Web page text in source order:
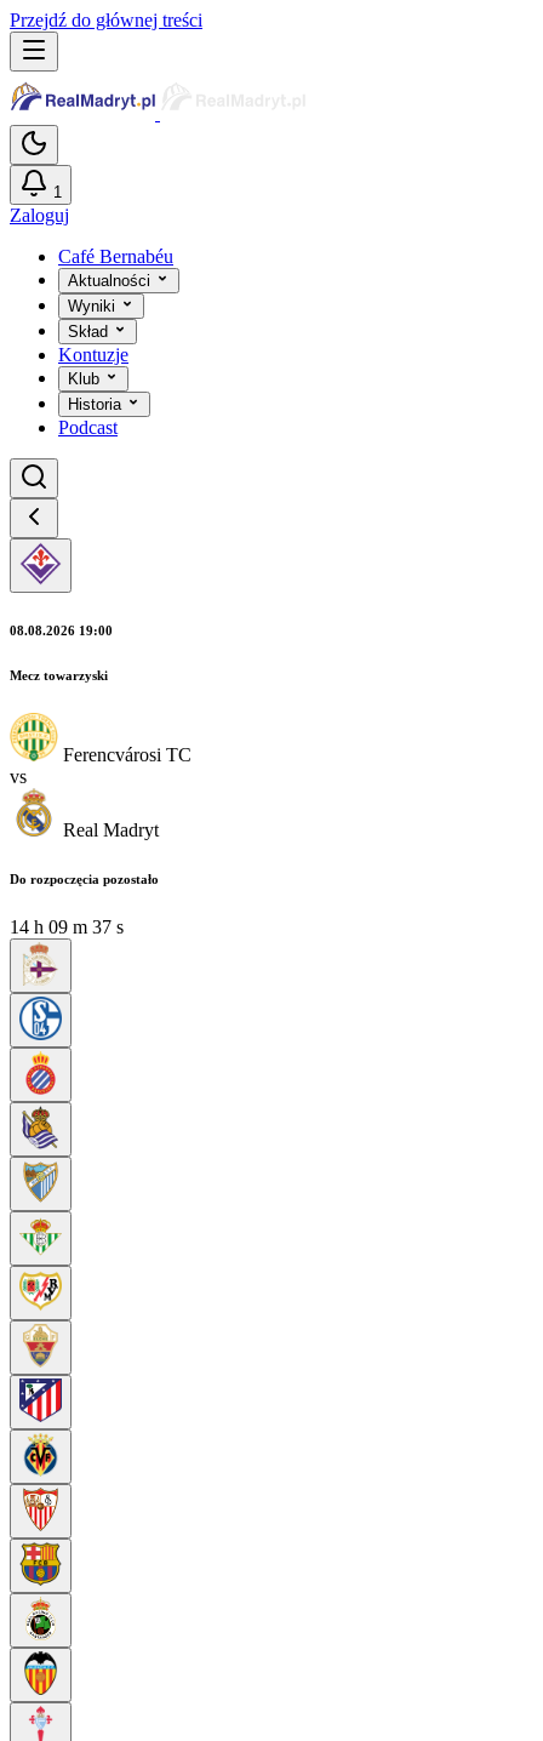
Przejdź do głównej treści
1
Zaloguj
Café Bernabéu
Aktualności
Wyniki
Skład
Kontuzje
Klub
Historia
Podcast
08.08.2026 19:00
Mecz towarzyski
Ferencvárosi TC
vs
Real Madryt
Do rozpoczęcia pozostało
14 h 09 m 37 s